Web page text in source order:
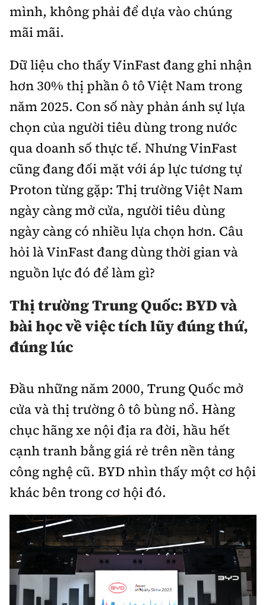
mình, không phải để dựa vào chúng
mãi mãi.
Dữ liệu cho thấy VinFast đang ghi nhận
hơn 30% thị phần ô tô Việt Nam trong
năm 2025. Con số này phản ánh sự lựa
chọn của người tiêu dùng trong nước
qua doanh số thực tế. Nhưng VinFast
cũng đang đối mặt với áp lực tương tự
Proton từng gặp: Thị trường Việt Nam
ngày càng mở cửa, người tiêu dùng
ngày càng có nhiều lựa chọn hơn. Câu
hỏi là VinFast đang dùng thời gian và
nguồn lực đó để làm gì?
Thị trường Trung Quốc: BYD và
bài học về việc tích lũy đúng thứ,
đúng lúc
Đầu những năm 2000, Trung Quốc mở
cửa và thị trường ô tô bùng nổ. Hàng
chục hãng xe nội địa ra đời, hầu hết
cạnh tranh bằng giá rẻ trên nền tảng
công nghệ cũ. BYD nhìn thấy một cơ hội
khác bên trong cơ hội đó.